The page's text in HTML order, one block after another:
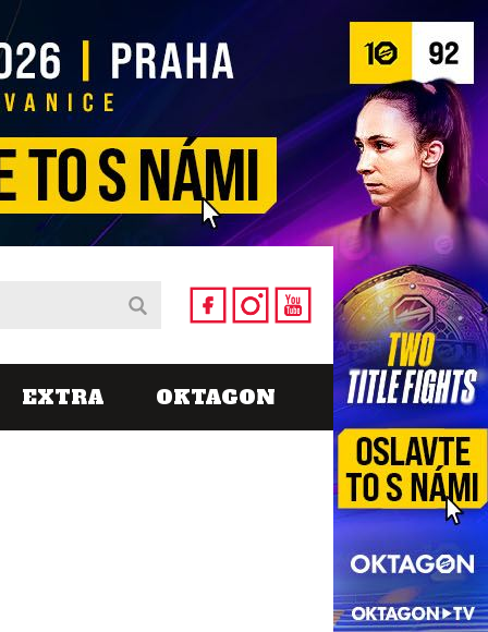
EXTRA OKTAGON